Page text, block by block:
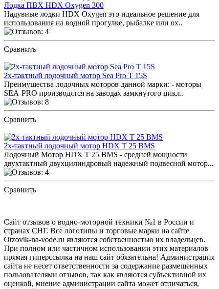
Лодка ПВХ HDX Oxygen 300
Надувные лодки HDX Oxygen это идеальное решение для
использования на водной прогулке, рыбалке или ох..
Сравнить
2х-тактный лодочный мотор Sea Pro Т 15S
Преимущества лодочных моторов данной марки: - моторы
SEA-PRO производятся на заводах замкнутого цикл..
Сравнить
2х-тактный лодочный мотор HDX T 25 BMS
Лодочный Мотор HDX T 25 BMS - средней мощности
двухтактный двухцилиндровый надежный подвесной мотор...
Сравнить
Сайт отзывов о водно-моторной техники №1 в России и
странах СНГ. Все логотипы и торговые марки на сайте
Otzovik-na-vode.ru являются собственностью их владельцев.
При полном или частичном использовании этих материалов
прямая гиперссылка на наш сайт обязательна! Администрация
сайта не несет ответственности за содержание размещенных
пользователями отзывов, так как являются субъективной их
оценкой, мнение администрации сайта может отличаться,